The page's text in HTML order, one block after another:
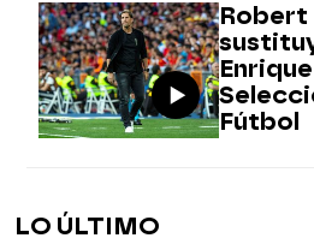
Robert
Fútbol
LO ÚLTIMO